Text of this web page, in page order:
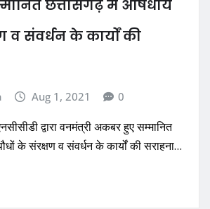
छत्तीसगढ़ में औषधीय
व संवर्धन के कार्यों की
Aug 1, 2021 0
द्वारा वनमंत्री अकबर हुए सम्मानित
के संरक्षण व संवर्धन के कार्यों की सराहना…